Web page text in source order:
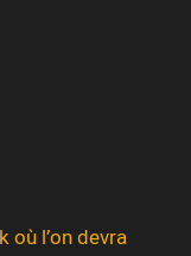
l’on devra